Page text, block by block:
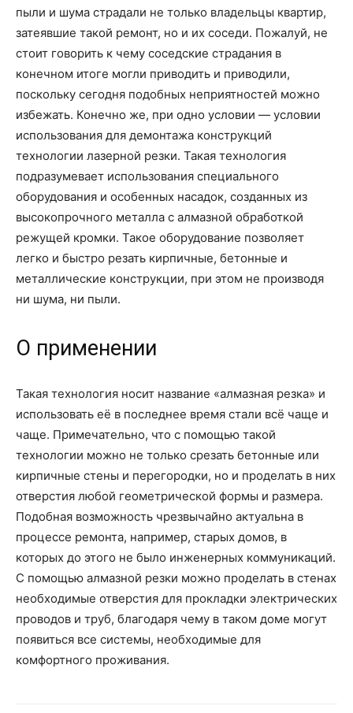
пыли и шума страдали не только владельцы квартир,
затеявшие такой ремонт, но и их соседи. Пожалуй, не
стоит говорить к чему соседские страдания в
конечном итоге могли приводить и приводили,
поскольку сегодня подобных неприятностей можно
избежать. Конечно же, при одно условии — условии
использования для демонтажа конструкций
технологии лазерной резки. Такая технология
подразумевает использования специального
оборудования и особенных насадок, созданных из
высокопрочного металла с алмазной обработкой
режущей кромки. Такое оборудование позволяет
легко и быстро резать кирпичные, бетонные и
металлические конструкции, при этом не производя
ни шума, ни пыли.
О применении
Такая технология носит название «алмазная резка» и
использовать её в последнее время стали всё чаще и
чаще. Примечательно, что с помощью такой
технологии можно не только срезать бетонные или
кирпичные стены и перегородки, но и проделать в них
отверстия любой геометрической формы и размера.
Подобная возможность чрезвычайно актуальна в
процессе ремонта, например, старых домов, в
которых до этого не было инженерных коммуникаций.
С помощью алмазной резки можно проделать в стенах
необходимые отверстия для прокладки электрических
проводов и труб, благодаря чему в таком доме могут
появиться все системы, необходимые для
комфортного проживания.